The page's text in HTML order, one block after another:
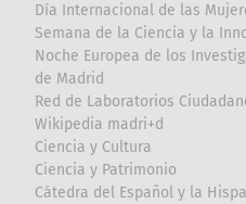
Día Internacional de las
Semana de la Ciencia y la
Noche Europea de los
de Madrid
Red de Laboratorios
Wikipedia madri+d
Ciencia y Cultura
Ciencia y Patrimonio
Cátedra del Español y la